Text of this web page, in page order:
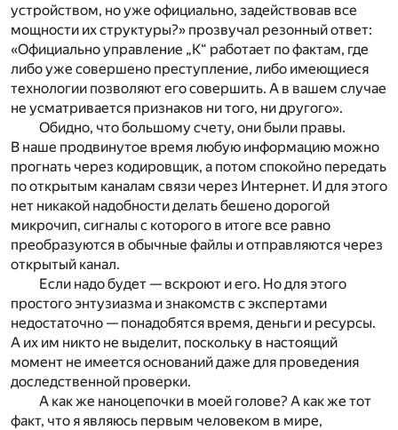
устройством, но уже официально, задействовав все
мощности их структуры?» прозвучал резонный ответ:
«Официально управление „К“ работает по фактам, где
либо уже совершено преступление, либо имеющиеся
технологии позволяют его совершить. А в вашем случае
не усматривается признаков ни того, ни другого».
Обидно, что большому счету, они были правы.
В наше продвинутое время любую информацию можно
прогнать через кодировщик, а потом спокойно передать
по открытым каналам связи через Интернет. И для этого
нет никакой надобности делать бешено дорогой
микрочип, сигналы с которого в итоге все равно
преобразуются в обычные файлы и отправляются через
открытый канал.
Если надо будет — вскроют и его. Но для этого
простого энтузиазма и знакомств с экспертами
недостаточно — понадобятся время, деньги и ресурсы.
А их им никто не выделит, поскольку в настоящий
момент не имеется оснований даже для проведения
доследственной проверки.
А как же наноцепочки в моей голове? А как же тот
факт, что я являюсь первым человеком в мире,